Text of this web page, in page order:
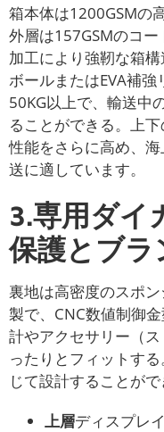
箱本体は1200GSMの
外層は157GSMのコ
加工により強靭な箱
ボールまたはEVA補
50KG以上で、輸送中
ることができる。上
性能をさらに高め、
送に適しています。
3.専用ダイ
保護とブラ
裏地は高密度のスポ
製で、CNC数値制御
計やアクセサリー（
ったりとフィットす
じて設計することがで
上層ディスプレ